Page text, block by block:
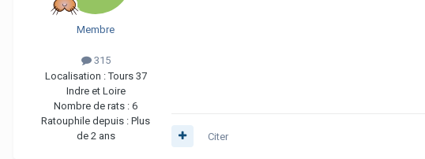
Membre
315
Localisation :Tours 37
Indre et Loire
Nombre de rats : 6
Ratouphile depuis : Plus
de 2 ans
Citer